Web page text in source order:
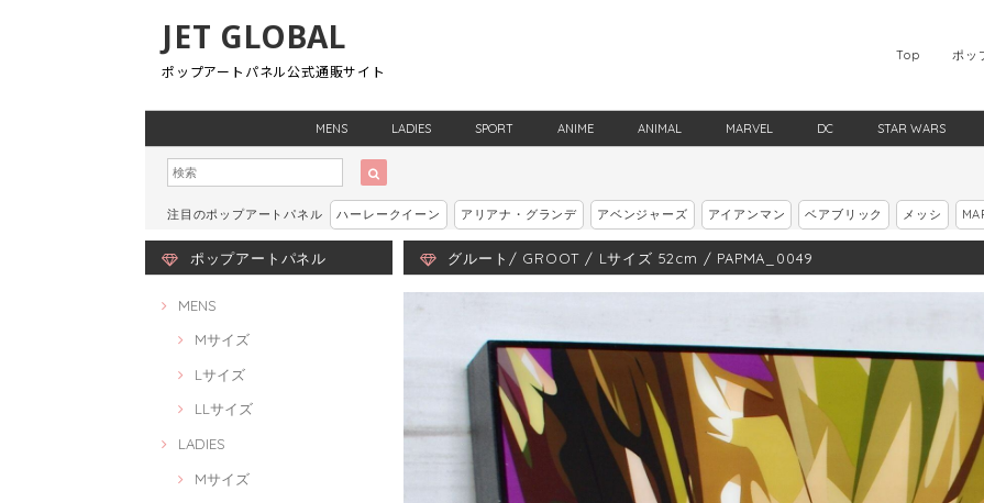
JET GLOBAL
ポップアートパネル公式通販サイト
ポッ
Top
MENS LADIES SPORT ANIME ANIMAL MARVEL DC STAR WARS
注目のポップアートパネル ハーレークイーン アリアナ・グランデ アベンジャーズ アイアンマン ベアブリック メッシ
ポップアートパネル
MENS
Mサイズ
Lサイズ
LLサイズ
LADIES
Mサイズ
グルート/ GROOT / Lサイズ 52cm / PAPMA_0049